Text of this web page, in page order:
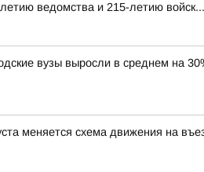
ведомства и 215-летию войск...
вузы выросли в среднем на
меняется схема движения на